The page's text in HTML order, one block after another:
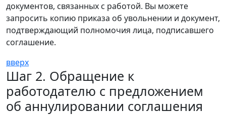
документов, связанных с работой. Вы можете
запросить копию приказа об увольнении и документ,
подтверждающий полномочия лица, подписавшего
соглашение.
вверх
Шаг 2. Обращение к
работодателю с предложением
об аннулировании соглашения